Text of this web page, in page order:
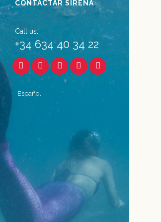
CONTACTAR SIRENA
Call us:
+34 634 40 34 22
Español